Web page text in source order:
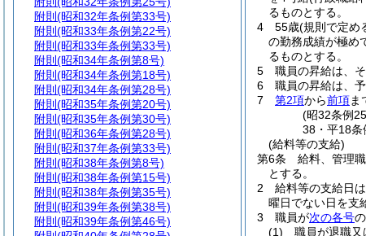
るものとする。
4
55歳(規則で定め
の勤務成績が極め
るものとする。
5
職員の昇給は、
6
職員の昇給は、
7
第2項から前項ま
(昭32条例
38・平18条
(給料等の支給)
第6条
給料、管理
とする。
2
給料等の支給日
曜日でない日を支
3
職員が次の各号
(1)
職員が退職又
附則 (昭和32年条例第33号)
附則 (昭和33年条例第22号)
附則 (昭和33年条例第33号)
附則 (昭和34年条例第8号)
附則 (昭和34年条例第18号)
附則 (昭和34年条例第28号)
附則 (昭和35年条例第20号)
附則 (昭和35年条例第30号)
附則 (昭和36年条例第28号)
附則 (昭和37年条例第33号)
附則 (昭和38年条例第8号)
附則 (昭和38年条例第15号)
附則 (昭和38年条例第35号)
附則 (昭和39年条例第38号)
附則 (昭和39年条例第46号)